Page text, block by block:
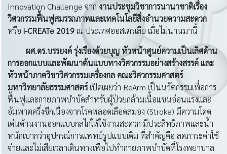
Innovation Challenge จาก งานประชุมวิชาการนานาชาติเรื่อง
วิศวกรรมฟื้นฟูสมรรถภาพและเทคโนโลยีสิ่งอำนวยความสะดวก
หรือ i-CREATe 2019ณ ประเทศออสเตรเลีย เมื่อไม่นานมานี้
ผศ.ดร.บรรยงค์ รุ่งเรืองด้วยบุญ หัวหน้าศูนย์ความเป็นเลิศด้าน
การออกแบบและพัฒนาต้นแบบทางวิศวกรรมอย่างสร้างสรรค์ และ
หัวหน้าภาควิชาวิศวกรรมเครื่องกล คณะวิศวกรรมศาสตร์
มหาวิทยาลัยธรรมศาสตร์เปิดเผยว่า ReArm เป็นนวัตกรรมเพื่อการ
ฟื้นฟูและกายภาพบำบัดสำหรับผู้ป่วยกล้ามเนื้อแขนอ่อนแรงและ
อัมพาตครึ่งซีกเนื่องจากโรคหลอดเลือดสมอง (Stroke) มีความโดด
เด่นด้านงานออกแบบกลไกให้ใช้งานสะดวก มีประสิทธิภาพและน้ำ
หนักเบากว่าอุปกรณ์การแพทย์รูปแบบเดิม ที่สำคัญคือ ลดภาระค่าใช้
จ่ายและไม่เสียเวลาเดินทางเพื่อไปทำกายภาพบำบัดที่โรงพยาบาล